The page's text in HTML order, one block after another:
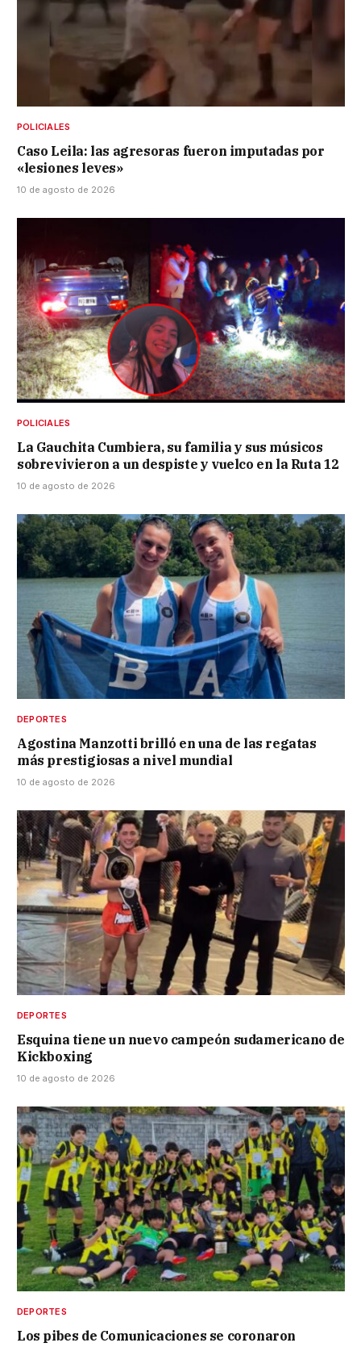
POLICIALES
Caso Leila: las agresoras fueron imputadas por
«lesiones leves»
10 de agosto de 2026
POLICIALES
La Gauchita Cumbiera, su familia y sus músicos
sobrevivieron a un despiste y vuelco en la Ruta 12
10 de agosto de 2026
DEPORTES
Agostina Manzotti brilló en una de las regatas
más prestigiosas a nivel mundial
10 de agosto de 2026
DEPORTES
Esquina tiene un nuevo campeón sudamericano de
Kickboxing
10 de agosto de 2026
DEPORTES
Los pibes de Comunicaciones se coronaron